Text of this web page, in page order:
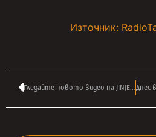
Източник:
Гледайте новото видео на JINJER – ‘Green Serpent’